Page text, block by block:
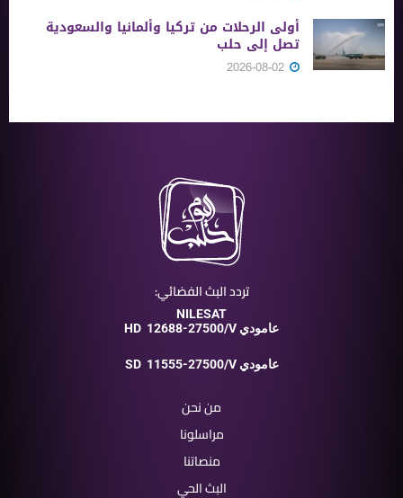
أولى الرحلات من ‏تركيا وألمانيا والسعودية
تصل إلى حلب
تردد البث الفضائي:
NILESAT
HD
12688-27500/V عامودي
SD 11555-27500/V عامودي
من نحن
مراسلونا
منصاتنا
البث الحي